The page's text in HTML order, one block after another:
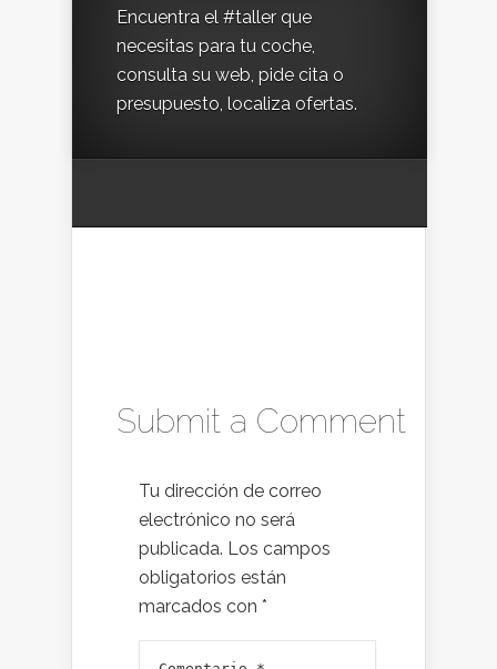
Encuentra el #taller que
necesitas para tu coche,
consulta su web, pide cita o
presupuesto, localiza ofertas.
Submit a Comment
Tu dirección de correo
electrónico no será
publicada. Los campos
obligatorios están
marcados con *